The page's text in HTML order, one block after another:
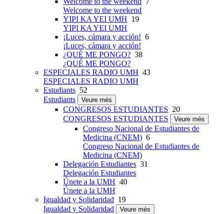
Welcome to the weekend
YIPI KA YEI UMH 19
YIPI KA YEI UMH
¡Luces, cámara y acción! 6
¡Luces, cámara y acción!
¿QUÉ ME PONGO? 38
¿QUÉ ME PONGO?
ESPECIALES RADIO UMH 43
ESPECIALES RADIO UMH
Estudiants 52
Estudiants
Veure més
CONGRESOS ESTUDIANTES 20
CONGRESOS ESTUDIANTES
Veure més
Congreso Nacional de Estudiantes de
Medicina (CNEM) 6
Congreso Nacional de Estudiantes de
Medicina (CNEM)
Delegación Estudiantes 31
Delegación Estudiantes
Únete a la UMH 40
Únete a la UMH
Igualdad y Solidaridad 19
Igualdad y Solidaridad
Veure més